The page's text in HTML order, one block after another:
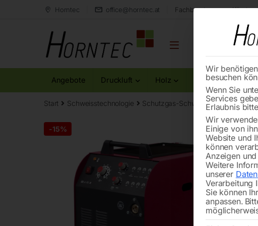
Horntec office@horntec.at Fachberatung aus Kärnten
Angebote Druckluft Holz Metall
Start Schweisstechnologie Schutzgas-Schweißgeräte
-15%
Wir
besuchen
Wenn Sie
Services
Erlaubnis
Wir
Einige von
Website und
können
Anzeigen
Weitere
unserer
Verarbeitung
Sie können
anpassen.